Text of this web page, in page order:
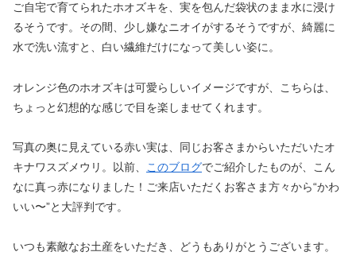
ご自宅で育てられたホオズキを、実を包んだ袋状のまま水に浸け
るそうです。その間、少し嫌なニオイがするそうですが、綺麗に
水で洗い流すと、白い繊維だけになって美しい姿に。
オレンジ色のホオズキは可愛らしいイメージですが、こちらは、
ちょっと幻想的な感じで目を楽しませてくれます。
写真の奥に見えている赤い実は、同じお客さまからいただいたオ
キナワスズメウリ。以前、
このブログでご紹介したものが、こん
なに真っ赤になりました！ご来店いただくお客さま方々から“かわ
いい〜”と大評判です。
いつも素敵なお土産をいただき、どうもありがとうございます。